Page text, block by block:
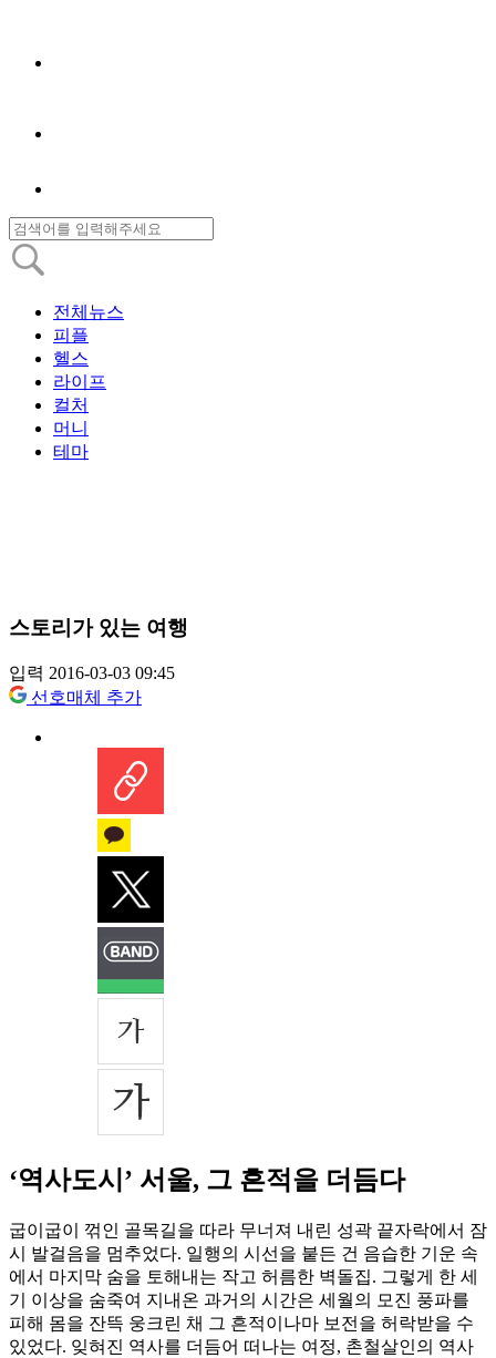
전체뉴스
피플
헬스
라이프
컬처
머니
테마
스토리가 있는 여행
입력 2016-03-03 09:45
선호매체 추가
‘역사도시’ 서울, 그 흔적을 더듬다
굽이굽이 꺾인 골목길을 따라 무너져 내린 성곽 끝자락에서 잠
시 발걸음을 멈추었다. 일행의 시선을 붙든 건 음습한 기운 속
에서 마지막 숨을 토해내는 작고 허름한 벽돌집. 그렇게 한 세
기 이상을 숨죽여 지내온 과거의 시간은 세월의 모진 풍파를
피해 몸을 잔뜩 웅크린 채 그 흔적이나마 보전을 허락받을 수
있었다. 잊혀진 역사를 더듬어 떠나는 여정, 촌철살인의 역사